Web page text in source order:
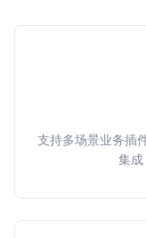
支持多场景业务插
集成